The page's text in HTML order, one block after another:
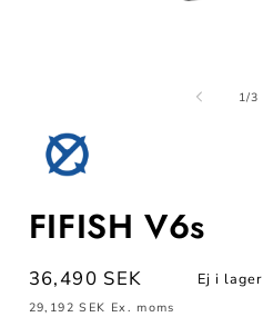
modalfönster
1/av
3
FIFISH V6s
Ordinarie
pris
36,490 SEK
29,192 SEK Ex. moms
Ej i lager